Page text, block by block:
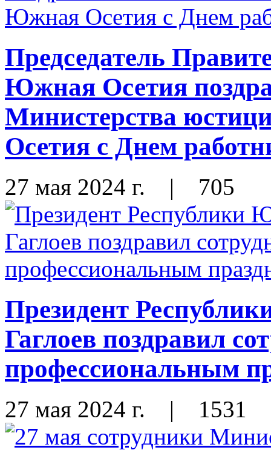
Председатель
Южная Осетия
Министерства
Осетия с Днем
27 мая 2024 г. | 705
Президент
Гаглоев поздравил
профессиональным
27 мая 2024 г. | 1531